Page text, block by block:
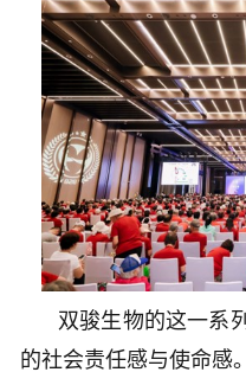
双骏生物的这一系
的社会责任感与使命感